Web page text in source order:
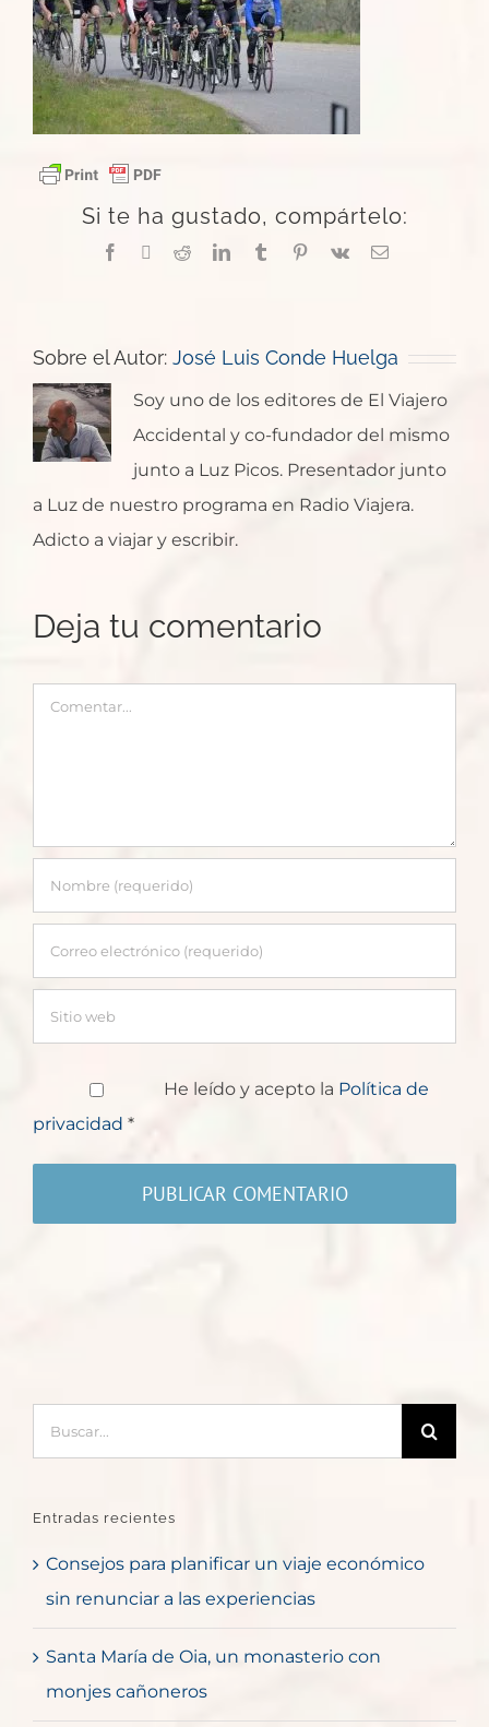
Si te ha gustado, compártelo:
Facebook RedditLinkedInTumblrPinterest
Vk
Correo
Sobre el Autor: José Luis Conde Huelga
Soy uno de los editores de El Viajero
Accidental y co-fundador del mismo
junto a Luz Picos. Presentador junto
a Luz de nuestro programa en Radio Viajera.
Adicto a viajar y escribir.
Deja tu comentario
Comentar
He leído y acepto la Política de
privacidad *
Entradas recientes
Consejos para planificar un viaje económico
sin renunciar a las experiencias
Santa María de Oia, un monasterio con
monjes cañoneros